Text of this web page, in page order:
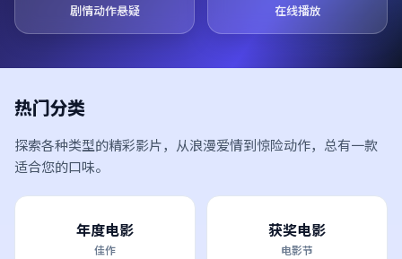
剧情动作悬疑 在线播放
热门分类
探索各种类型的精彩影片，从浪漫爱情到惊险动作，总有一款
适合您的口味。
年度电影
佳作
获奖电影
电影节